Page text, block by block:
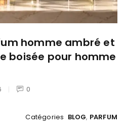
homme ambré et
boisée pour homme
0
Catégories BLOG, PARFUM